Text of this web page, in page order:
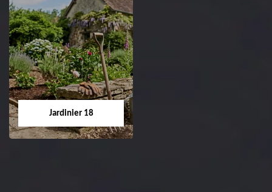
Dessouchage arbre
et haie 18
Entreprise dessouchage
arbre et haie 18 Cher
Jardinier 18